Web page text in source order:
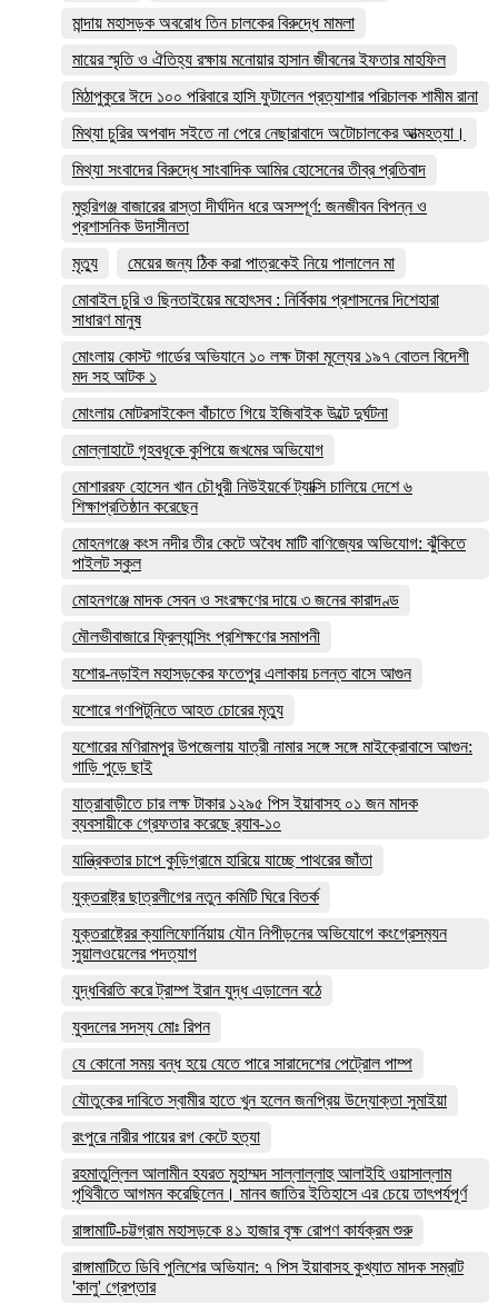
মান্দায় মহাসড়ক অবরোধ তিন চালকের বিরুদ্ধে মামলা
মায়ের স্মৃতি ও ঐতিহ্য রক্ষায় মনোয়ার হাসান জীবনের ইফতার মাহফিল
মিঠাপুকুরে ঈদে ১০০ পরিবারে হাসি ফুটালেন প্রত্যাশার পরিচালক শামীম রানা
মিথ্যা চুরির অপবাদ সইতে না পেরে নেছারাবাদে অটোচালকের আত্মহত্যা।
মিথ্যা সংবাদের বিরুদ্ধে সাংবাদিক আমির হোসেনের তীব্র প্রতিবাদ
মুহুরিগঞ্জ বাজারের রাস্তা দীর্ঘদিন ধরে অসম্পূর্ণ: জনজীবন বিপন্ন ও
প্রশাসনিক উদাসীনতা
মৃত্যু
মেয়ের জন্য ঠিক করা পাত্রকেই নিয়ে পালালেন মা
মোবাইল চুরি ও ছিনতাইয়ের মহোৎসব : নির্বিকায় প্রশাসনের দিশেহারা
সাধারণ মানুষ
মোংলায় কোস্ট গার্ডের অভিযানে ১০ লক্ষ টাকা মূল্যের ১৯৭ বোতল বিদেশী
মদ সহ আটক ১
মোংলায় মোটরসাইকেল বাঁচাতে গিয়ে ইজিবাইক উল্টে দুর্ঘটনা
মোল্লাহাটে গৃহবধূকে কুপিয়ে জখমের অভিযোগ
মোশাররফ হোসেন খান চৌধুরী নিউইয়র্কে ট্যাক্সি চালিয়ে দেশে ৬
শিক্ষাপ্রতিষ্ঠান করেছেন
মোহনগঞ্জে কংস নদীর তীর কেটে অবৈধ মাটি বাণিজ্যের অভিযোগ: ঝুঁকিতে
পাইলট স্কুল
মোহনগঞ্জে মাদক সেবন ও সংরক্ষণের দায়ে ৩ জনের কারাদণ্ড
মৌলভীবাজারে ফ্রিল্যান্সিং প্রশিক্ষণের সমাপনী
যশোর-নড়াইল মহাসড়কের ফতেপুর এলাকায় চলন্ত বাসে আগুন
যশোরে গণপিটুনিতে আহত চোরের মৃত্যু
যশোরের মণিরামপুর উপজেলায় যাত্রী নামার সঙ্গে সঙ্গে মাইক্রোবাসে আগুন:
গাড়ি পুড়ে ছাই
যাত্রাবাড়ীতে চার লক্ষ টাকার ১২৯৫ পিস ইয়াবাসহ ০১ জন মাদক
ব্যবসায়ীকে গ্রেফতার করেছে র‌্যাব-১০
যান্ত্রিকতার চাপে কুড়িগ্রামে হারিয়ে যাচ্ছে পাথরের জাঁতা
যুক্তরাষ্ট্র ছাত্রলীগের নতুন কমিটি ঘিরে বিতর্ক
যুক্তরাষ্ট্রের ক্যালিফোর্নিয়ায় যৌন নিপীড়নের অভিযোগে কংগ্রেসম‍্যন
সুয়ালওয়েলের পদত্যাগ
যুদ্ধবিরতি করে ট্রাম্প ইরান যুদ্ধ এড়ালেন বঠে
যুবদলের সদস্য মোঃ রিপন
যে কোনো সময় বন্ধ হয়ে যেতে পারে সারাদেশের পেট্রোল পাম্প
যৌতুকের দাবিতে স্বামীর হাতে খুন হলেন জনপ্রিয় উদ্যোক্তা সুমাইয়া
রংপুরে নারীর পায়ের রগ কেটে হত্যা
রহমাতুল্লিল আলামীন হযরত মুহাম্মদ সাল্লাল্লাহু আলাইহি ওয়াসাল্লাম
পৃথিবীতে আগমন করেছিলেন। মানব জাতির ইতিহাসে এর চেয়ে তাৎপর্যপূর্ণ
রাঙ্গামাটি-চট্টগ্রাম মহাসড়কে ৪১ হাজার বৃক্ষ রোপণ কার্যক্রম শুরু
রাঙ্গামাটিতে ডিবি পুলিশের অভিযান: ৭ পিস ইয়াবাসহ কুখ্যাত মাদক সম্রাট
'কালু' গ্রেপ্তার